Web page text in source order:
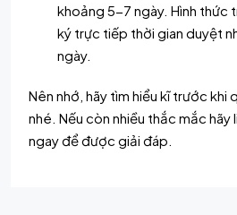
khoảng 5-7 ngày. Hình thức
ký trực tiếp thời gian duyệt
ngày.
Nên nhớ, hãy tìm hiểu kĩ trước
nhé. Nếu còn nhiều thắc mắc hãy
ngay để được giải đáp.